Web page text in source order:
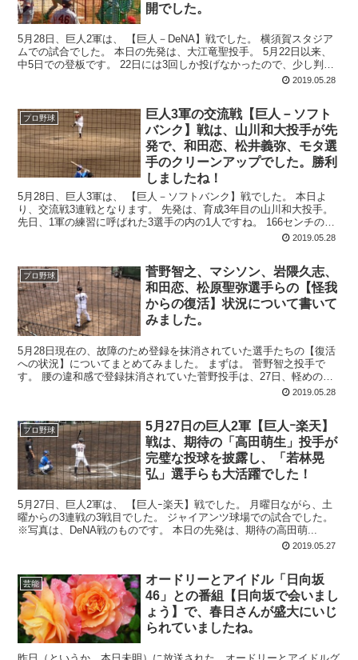
開でした。
5月28日、巨人2軍は、 【巨人－DeNA】戦でした。 横須賀スタジア
ムでの試合でした。 本日の先発は、大江竜聖投手。 5月22日以来、
中5日での登板です。 22日には3回しか投げなかったので、少し判断
2019.05.28
プロ野球
巨人3軍の交流戦【巨人－ソフト
バンク】戦は、山川和大投手が先
発で、和田恋、松井義弥、モタ選
手のクリーンアップでした。勝利
しましたね！
5月28日、巨人3軍は、 【巨人－ソフトバンク】戦でした。 本日よ
り、交流戦3連戦となります。 先発は、育成3年目の山川和大投手。
先日、1軍の練習に呼ばれた3選手の内の1人ですね。 166センチの小
2019.05.28
プロ野球
菅野智之、マシソン、岩隈久志、
和田恋、松原聖弥選手らの【怪我
からの復活】状況について書いて
みました。
5月28日現在の、故障のため登録を抹消されていた選手たちの【復活
への状況】についてまとめてみました。 まずは。 菅野智之投手で
す。 腰の違和感で登録抹消されていた菅野投手は、27日、軽めのダ
2019.05.28
プロ野球
5月27日の巨人2軍【巨人ｰ楽天】
戦は、期待の「高田萌生」投手が
完璧な投球を披露し、「若林晃
弘」選手らも大活躍でした！
5月27日、巨人2軍は、 【巨人ｰ楽天】戦でした。 月曜日ながら、土
曜からの3連戦の3戦目でした。 ジャイアンツ球場での試合でした。
※写真は、DeNA戦のものです。 本日の先発は、期待の高田萌...
2019.05.27
芸能
オードリーとアイドル「日向坂
46」との番組【日向坂で会いまし
ょう】で、春日さんが盛大にいじ
られていましたね。